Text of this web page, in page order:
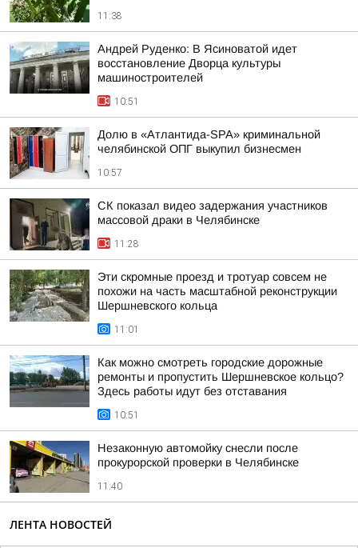
11:38
Андрей Руденко: В Ясиноватой идет
восстановление Дворца культуры
машиностроителей
10:51
Долю в «Атлантида-SPA» криминальной
челябинской ОПГ выкупил бизнесмен
10:57
СК показал видео задержания участников
массовой драки в Челябинске
11:28
Эти скромные проезд и тротуар совсем не
похожи на часть масштабной реконструкции
Шершневского кольца
11:01
Как можно смотреть городские дорожные
ремонты и пропустить Шершневское кольцо?
Здесь работы идут без отставания
10:51
Незаконную автомойку снесли после
прокурорской проверки в Челябинске
11:40
ЛЕНТА НОВОСТЕЙ